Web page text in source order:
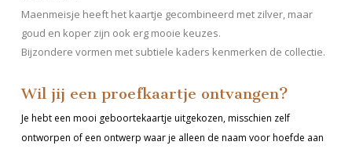
Maenmeisje heeft het kaartje gecombineerd met zilver, maar
goud en koper zijn ook erg mooie keuzes.
Bijzondere vormen met subtiele kaders kenmerken de collectie.
Wil jij een proefkaartje ontvangen?
Je hebt een mooi geboortekaartje uitgekozen, misschien zelf
ontworpen of een ontwerp waar je alleen de naam voor hoefde aan